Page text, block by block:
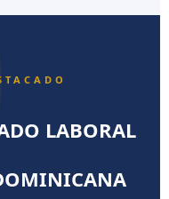
LABORAL